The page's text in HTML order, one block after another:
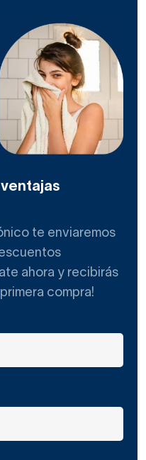
te enviaremos
ahora y recibirás
compra!